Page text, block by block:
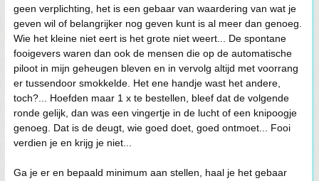
geen verplichting, het is een gebaar van waardering van wat je
geven wil of belangrijker nog geven kunt is al meer dan genoeg.
Wie het kleine niet eert is het grote niet weert... De spontane
fooigevers waren dan ook de mensen die op de automatische
piloot in mijn geheugen bleven en in vervolg altijd met voorrang
er tussendoor smokkelde. Het ene handje wast het andere,
toch?... Hoefden maar 1 x te bestellen, bleef dat de volgende
ronde gelijk, dan was een vingertje in de lucht of een knipoogje
genoeg. Dat is de deugt, wie goed doet, goed ontmoet... Fooi
verdien je en krijg je niet...
Ga je er en bepaald minimum aan stellen, haal je het gebaar